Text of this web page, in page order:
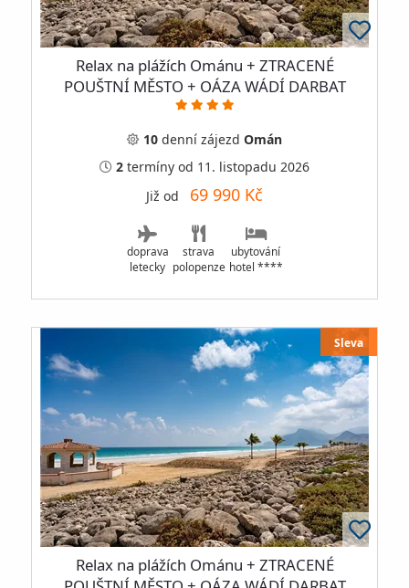
Relax na plážích Ománu + ZTRACENÉ
POUŠTNÍ MĚSTO + OÁZA WÁDÍ DARBAT
10 denní zájezd Omán
2 termíny od 11. listopadu 2026
Již od 69 990 Kč
doprava
letecky
strava
polopenze
ubytování
hotel ****
Sleva
Relax na plážích Ománu + ZTRACENÉ